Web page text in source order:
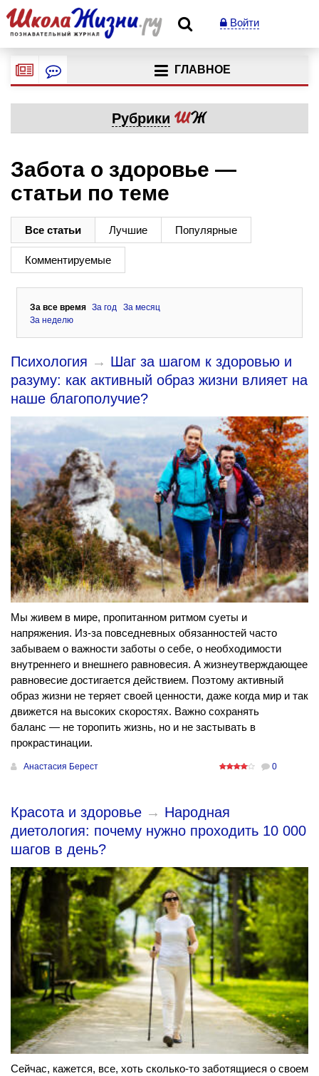
Войти
ГЛАВНОЕ
Рубрики
Забота о здоровье —
статьи по теме
Все статьи Лучшие Популярные
Комментируемые
За все время За год
За месяц
За неделю
Психология → Шаг за шагом к здоровью и
разуму: как активный образ жизни влияет на
наше благополучие?
Мы живем в мире, пропитанном ритмом суеты и
напряжения. Из-за повседневных обязанностей часто
забываем о важности заботы о себе, о необходимости
внутреннего и внешнего равновесия. А жизнеутверждающее
равновесие достигается действием. Поэтому активный
образ жизни не теряет своей ценности, даже когда мир и так
движется на высоких скоростях. Важно сохранять
баланс — не торопить жизнь, но и не застывать в
прокрастинации.
Анастасия Берест 0
Красота и здоровье → Народная
диетология: почему нужно проходить 10 000
шагов в день?
Сейчас, кажется, все, хоть сколько-то заботящиеся о своем